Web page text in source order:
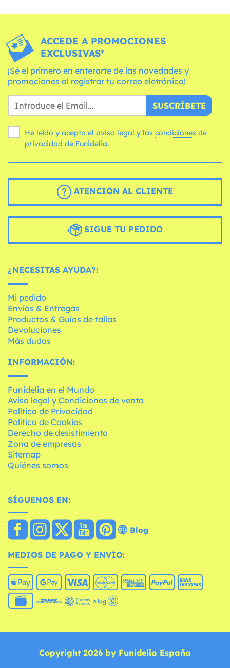
ACCEDE A PROMOCIONES
EXCLUSIVAS*
¡Sé el primero en enterarte de las novedades y
promociones al registrar tu correo eletrónico!
SUSCRÍBETE
He leído y acepto el aviso legal y las condiciones
privacidad de Funidelia.
ATENCIÓN AL CLIENTE
SIGUE TU PEDIDO
¿NECESITAS AYUDA?:
Mi pedido
Envíos & Entregas
Productos & Guías de tallas
Devoluciones
Más dudas
INFORMACIÓN:
Funidelia en el Mundo
Aviso legal y Condiciones de venta
Política de Privacidad
Política de Cookies
Derecho de desistimiento
Zona de empresas
Sitemap
Quiénes somos
SÍGUENOS EN:
Blog
MEDIOS DE PAGO Y ENVÍO:
Copyright 2026 by Funidelia España